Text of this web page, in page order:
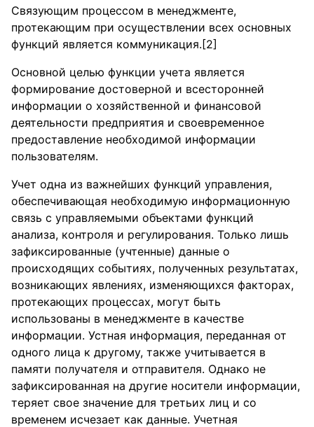
Связующим процессом в менеджменте,
протекающим при осуществлении всех основных
функций является коммуникация.[2]
Основной целью функции учета является
формирование достоверной и всесторонней
информации о хозяйственной и финансовой
деятельности предприятия и своевременное
предоставление необходимой информации
пользователям.
Учет одна из важнейших функций управления,
обеспечивающая необходимую информационную
связь с управляемыми объектами функций
анализа, контроля и регулирования. Только лишь
зафиксированные (учтенные) данные о
происходящих событиях, полученных результатах,
возникающих явлениях, изменяющихся факторах,
протекающих процессах, могут быть
использованы в менеджменте в качестве
информации. Устная информация, переданная от
одного лица к другому, также учитывается в
памяти получателя и отправителя. Однако не
зафиксированная на другие носители информации,
теряет свое значение для третьих лиц и со
временем исчезает как данные. Учетная